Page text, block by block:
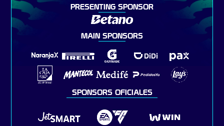
PRESENTING SPONSOR
MAIN SPONSORS
SPONSORS OFICIALES